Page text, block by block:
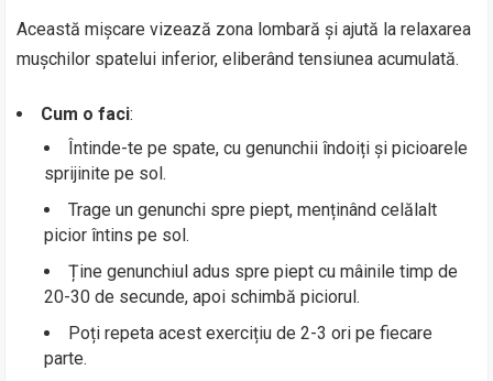
Această mișcare vizează zona lombară și ajută la relaxarea
mușchilor spatelui inferior, eliberând tensiunea acumulată.
Cum o faci:
Întinde-te pe spate, cu genunchii îndoiți și picioarele
sprijinite pe sol.
Trage un genunchi spre piept, menținând celălalt
picior întins pe sol.
Ține genunchiul adus spre piept cu mâinile timp de
20-30 de secunde, apoi schimbă piciorul.
Poți repeta acest exercițiu de 2-3 ori pe fiecare
parte.